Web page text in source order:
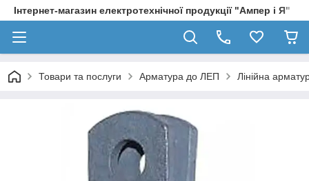
Інтернет-магазин електротехнічної продукції "Ампер і Я"
Товари та послуги Арматура до ЛЕП Лінійна